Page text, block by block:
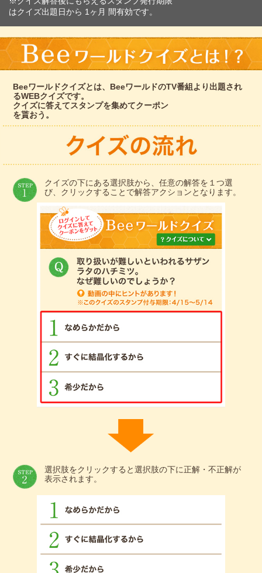
はクイズ出題日から 1ヶ月 間有効です。
Beeワールドクイズとは、BeeワールドのTV番組より出題され
るWEBクイズです。
クイズに答えてスタンプを集めてクーポン
を貰おう。
クイズの下にある選択肢から、任意の解答を１つ選
び、クリックすることで解答アクションとなります。
選択肢をクリックすると選択肢の下に正解・不正解が
表示されます。